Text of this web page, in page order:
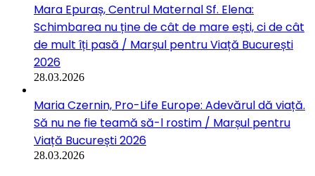
Mara Epuraș, Centrul Maternal Sf. Elena:
Schimbarea nu ține de cât de mare ești, ci de cât
de mult îți pasă / Marșul pentru Viață București
2026
28.03.2026
Maria Czernin, Pro-Life Europe: Adevărul dă viață.
Să nu ne fie teamă să-l rostim / Marșul pentru
Viață București 2026
28.03.2026